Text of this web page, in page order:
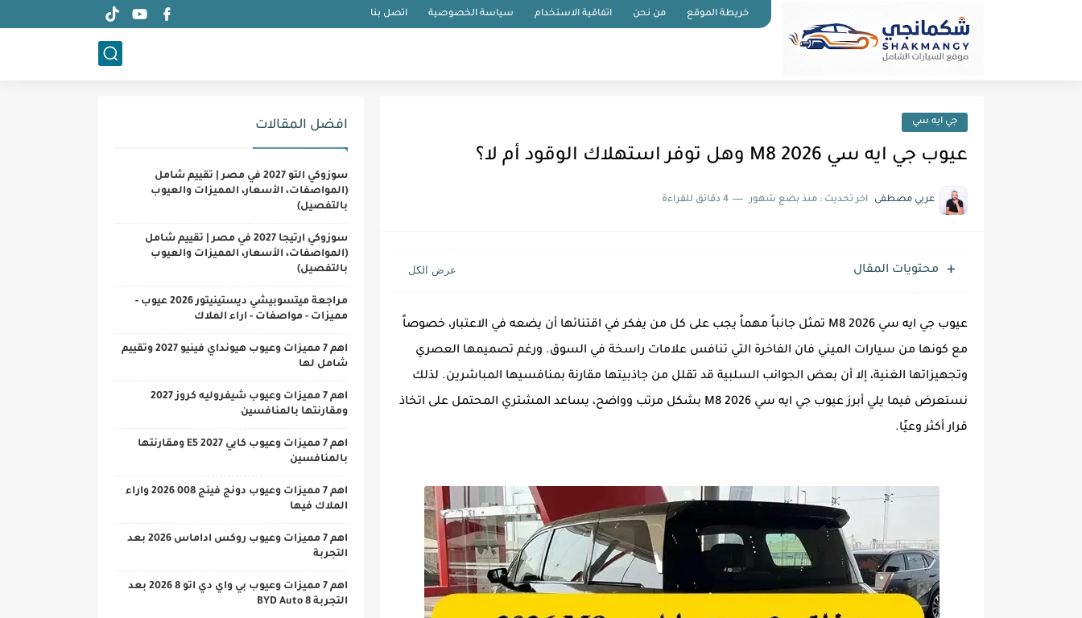
خريطة الموقع من نحن اتفاقية الاستخدام سياسة الخصوصية اتصل بنا
جي ايه سي
عيوب جي ايه سي M8 2026 وهل توفر استهلاك الوقود أم لا؟
عربي مصطفى اخر تحديث : منذ بضع شهور 4 دقائق للقراءة
محتويات المقال
عيوب جي ايه سي M8 2026 تمثل جانباً مهماً يجب على كل من يفكر في اقتنائها أن يضعه في الاعتبار، خصوصاً
مع كونها من سيارات الميني فان الفاخرة التي تنافس علامات راسخة في السوق. ورغم تصميمها العصري
وتجهيزاتها الغنية، إلا أن بعض الجوانب السلبية قد تقلل من جاذبيتها مقارنة بمنافسيها المباشرين. لذلك
نستعرض فيما يلي أبرز عيوب جي ايه سي M8 2026 بشكل مرتب وواضح، يساعد المشتري المحتمل على اتخاذ
قرار أكثر وعيًا.
افضل المقالات
سوزوكي التو 2027 في مصر | تقييم شامل
(المواصفات، الأسعار، المميزات والعيوب
بالتفصيل)
سوزوكي ارتيجا 2027 في مصر | تقييم شامل
(المواصفات، الأسعار، المميزات والعيوب
بالتفصيل)
مراجعة ميتسوبيشي ديستينيتور 2026 عيوب -
مميزات - مواصفات - اراء الملاك
اهم 7 مميزات وعيوب هيونداي فينيو 2027 وتقييم
شامل لها
اهم 7 مميزات وعيوب شيفروليه كروز 2027
ومقارنتها بالمنافسين
اهم 7 مميزات وعيوب كايي E5 2027 ومقارنتها
بالمنافسين
اهم 7 مميزات وعيوب دونج فينج 008 2026 واراء
الملاك فيها
اهم 7 مميزات وعيوب روكس اداماس 2026 بعد
التجربة
اهم 7 مميزات وعيوب بي واي دي اتو 8 2026 بعد
التجربة BYD Auto 8